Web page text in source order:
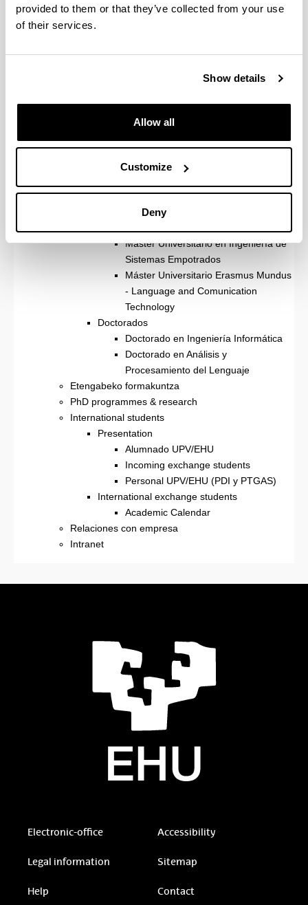
provided to them or that they’ve collected from your use
of their services.
Show details
Allow all
Customize
Deny
2026/27 ikasturteko informazioa:
Prácticas internacionales
Procesamiento del Lenguaje
Hizkuntzaren Azterketa eta
Masterra (plan berria)
Master's Degree in Computational
Máster Universitario en Ingeniería de
Sistemas Empotrados
Máster Universitario Erasmus Mundus
- Language and Comunication
Technology
Doctorados
Doctorado en Ingeniería Informática
Doctorado en Análisis y
Procesamiento del Lenguaje
Etengabeko formakuntza
PhD programmes & research
International students
Presentation
Alumnado UPV/EHU
Incoming exchange students
Personal UPV/EHU (PDI y PTGAS)
International exchange students
Academic Calendar
Relaciones con empresa
Intranet
Electronic-office Accessibility
Legal information Sitemap
Help Contact